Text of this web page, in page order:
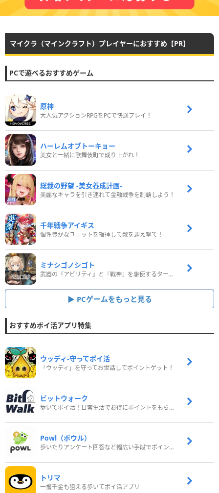
マイクラ（マインクラフト）プレイヤーにおすすめ【PR】
PCで遊べるおすすめゲーム
原神
大人気アクションRPGをPCで快適プレイ！
ハーレムオブトーキョー
美女と一緒に歌舞伎町で成り上がれ！
総裁の野望 -美女養成計画-
美麗なキャラを引き連れて金融戦争を制覇しよう！
千年戦争アイギス
個性豊かなユニットを指揮して敵を迎え撃て！
ミナシゴノシゴト
武器の『アビリティ』と『戦神』を駆使するターン制コマンドバトルRPG！
PCゲームをもっと見る
おすすめポイ活アプリ特集
ウッディ‐守ってポイ活
「ウッディ」を守ってお世話してポイントゲット！
ビットウォーク
歩いてポイ活！日常生活でお得にポイントをもらおう
Powl（ポウル）
歩いたりアンケート回答など幅広い手段でポイントをゲット
トリマ
一攫千金も狙える歩いてポイ活アプリ